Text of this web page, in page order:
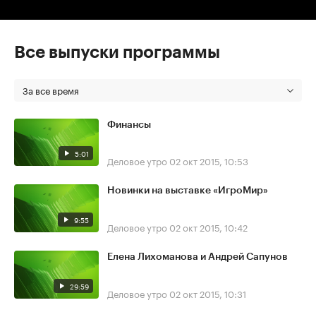
Все выпуски программы
За все время
5:01
Финансы
Деловое утро 02 окт 2015, 10:53
9:55
Новинки на выставке «ИгроМир»
Деловое утро 02 окт 2015, 10:42
29:59
Елена Лихоманова и Андрей Сапунов
Деловое утро 02 окт 2015, 10:31